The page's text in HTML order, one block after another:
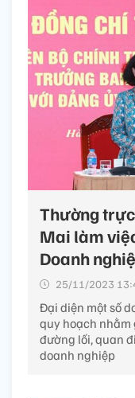
Thường
Mai làm
Doanh
25/11/2023
Đại diện một số
quy hoạch nhằm
đường lối, quan
doanh nghiệp